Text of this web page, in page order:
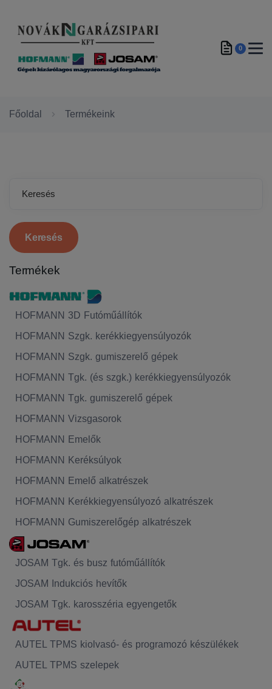
0
Főoldal Termékeink
Keresés
Termékek
HOFMANN 3D Futóműállítók
HOFMANN Szgk. kerékkiegyensúlyozók
HOFMANN Szgk. gumiszerelő gépek
HOFMANN Tgk. (és szgk.) kerékkiegyensúlyozók
HOFMANN Tgk. gumiszerelő gépek
HOFMANN Vizsgasorok
HOFMANN Emelők
HOFMANN Keréksúlyok
HOFMANN Emelő alkatrészek
HOFMANN Kerékkiegyensúlyozó alkatrészek
HOFMANN Gumiszerelőgép alkatrészek
JOSAM Tgk. és busz futóműállítók
JOSAM Indukciós hevítők
JOSAM Tgk. karosszéria egyengetők
AUTEL TPMS kiolvasó- és programozó készülékek
AUTEL TPMS szelepek